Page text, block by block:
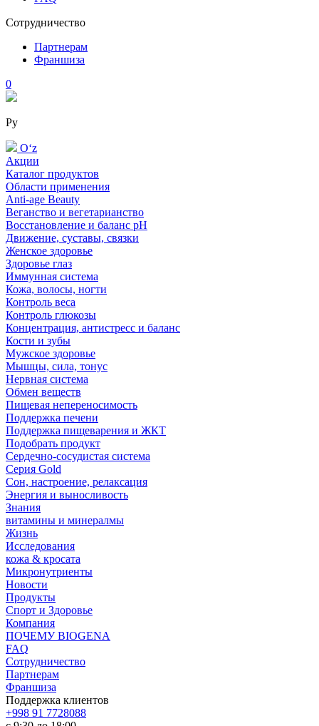
Сотрудничество
Партнерам
Франшиза
0
Ру
Oʻz
Акции
Каталог продуктов
Области применения
Anti-age Beauty
Веганство и вегетарианство
Восстановление и баланс pH
Движение, суставы, связки
Женское здоровье
Здоровье глаз
Иммунная система
Кожа, волосы, ногти
Контроль веса
Контроль глюкозы
Концентрация, антистресс и баланс
Кости и зубы
Мужское здоровье
Мышцы, сила, тонус
Нервная система
Обмен веществ
Пищевая непереносимость
Поддержка печени
Поддержка пищеварения и ЖКТ
Подобрать продукт
Сердечно-сосудистая система
Серия Gold
Сон, настроение, релаксация
Энергия и выносливость
Знания
витамины и минералмы
Жизнь
Исследования
кожа & кросата
Микронутриенты
Новости
Продукты
Спорт и Здоровье
Компания
ПОЧЕМУ BIOGENA
FAQ
Сотрудничество
Партнерам
Франшиза
Поддержка клиентов
+998 91 7728088